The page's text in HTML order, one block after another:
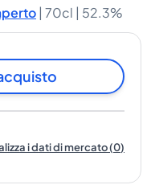
| 70cl | 52.3%
i dati di mercato(0)